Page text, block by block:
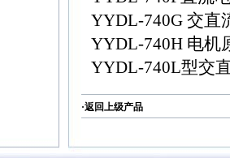
YYDL-740G 交直
YYDL-740H 电机
YYDL-740L型交
·返回上级产品